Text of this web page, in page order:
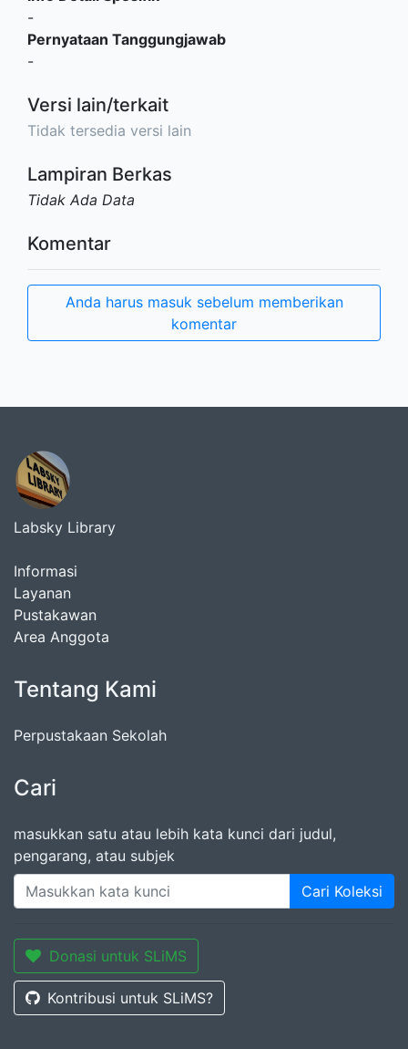
-
Pernyataan Tanggungjawab
-
Versi lain/terkait
Tidak tersedia versi lain
Lampiran Berkas
Tidak Ada Data
Komentar
Anda harus masuk sebelum memberikan
komentar
Labsky Library
Informasi
Layanan
Pustakawan
Area Anggota
Tentang Kami
Perpustakaan Sekolah
Cari
masukkan satu atau lebih kata kunci dari judul,
pengarang, atau subjek
Cari Koleksi
Donasi untuk SLiMS
Kontribusi untuk SLiMS?